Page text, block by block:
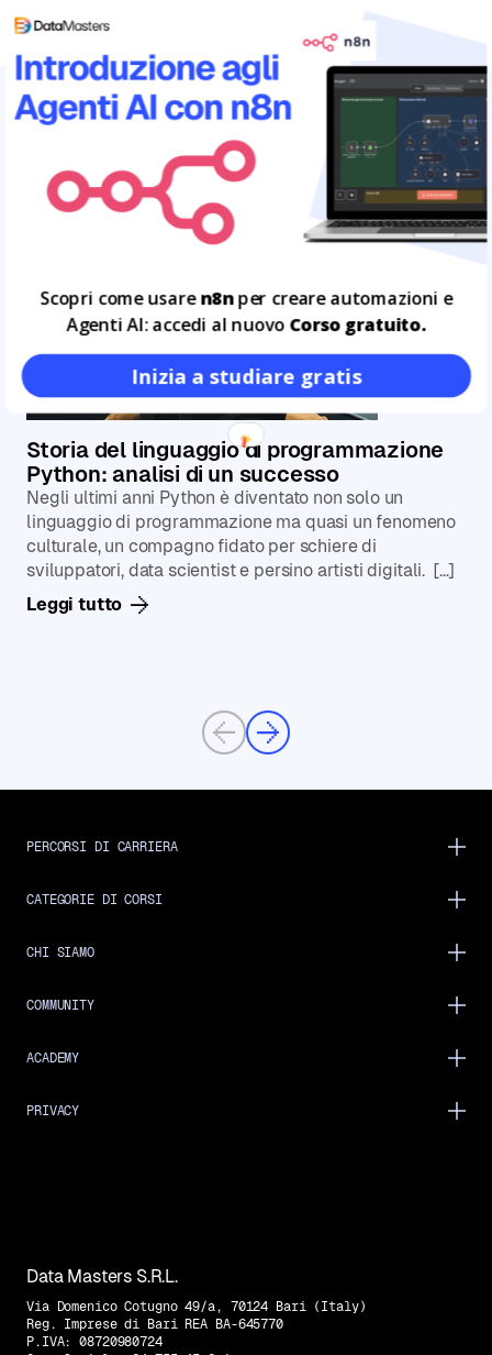
ARTICOLI CORRELATI
21
NOV
Storia del linguaggio di programmazione
Python: analisi di un successo
Negli ultimi anni Python è diventato non solo un
linguaggio di programmazione ma quasi un fenomeno
culturale, un compagno fidato per schiere di
sviluppatori, data scientist e persino artisti digitali. […]
Leggi tutto
Previous
Next
PERCORSI DI CARRIERA
CATEGORIE DI CORSI
CHI SIAMO
COMMUNITY
ACADEMY
PRIVACY
Data Masters S.R.L.
Via Domenico Cotugno 49/a, 70124 Bari (Italy)
Reg. Imprese di Bari REA BA-645770
P.IVA: 08720980724
Scopri come usaren8nper creare automazioni e
Agenti AI: accedi al nuovo Corso gratuito.
Inizia a studiare gratis